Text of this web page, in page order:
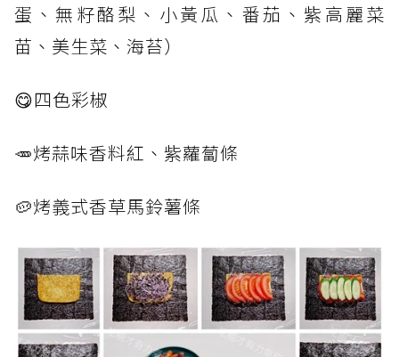
蛋、無籽酪梨、小黃瓜、番茄、紫高麗菜
苗、美生菜、海苔）
😋四色彩椒
🥕烤蒜味香料紅、紫蘿蔔條
🥔烤義式香草馬鈴薯條